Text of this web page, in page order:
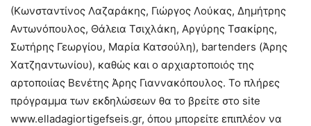
(Κωνσταντίνος Λαζαράκης, Γιώργος Λούκας, Δημήτρης
Αντωνόπουλος, Θάλεια Τσιχλάκη, Αργύρης Τσακίρης,
Σωτήρης Γεωργίου, Μαρία Κατσούλη), bartenders (Άρης
Χατζηαντωνίου), καθώς και ο αρχιαρτοποιός της
αρτοποιίας Βενέτης Άρης Γιαννακόπουλος. Το πλήρες
πρόγραμμα των εκδηλώσεων θα το βρείτε στο site
www.elladagiortigefseis.gr, όπου μπορείτε επιπλέον να